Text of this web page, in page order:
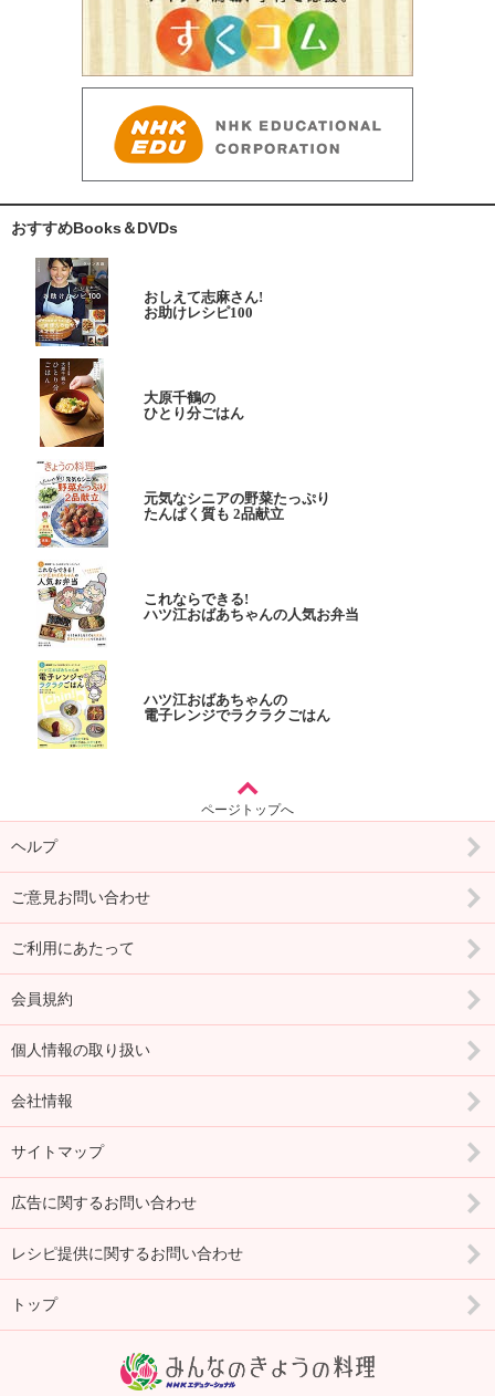
おすすめBooks＆DVDs
おしえて志麻さん!
お助けレシピ100
大原千鶴の
ひとり分ごはん
元気なシニアの野菜たっぷり
たんぱく質も 2品献立
これならできる!
ハツ江おばあちゃんの人気お弁当
ハツ江おばあちゃんの
電子レンジでラクラクごはん
ページトップへ
ヘルプ
ご意見お問い合わせ
ご利用にあたって
会員規約
個人情報の取り扱い
会社情報
サイトマップ
広告に関するお問い合わせ
レシピ提供に関するお問い合わせ
トップ